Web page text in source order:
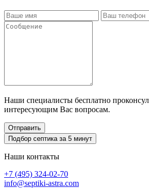
Наши специалисты бесплатно
интересующим Вас вопросам.
Подбор септика за 5 минут
Наши контакты
+7 (495) 324-02-70
info@septiki-astra.com